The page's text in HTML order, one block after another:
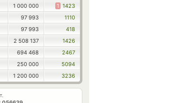
1 000 000 1 1423
97 993
1110
97 993
418
2 508 137
1426
694 468
2467
250 000
5094
1 200 000 3236